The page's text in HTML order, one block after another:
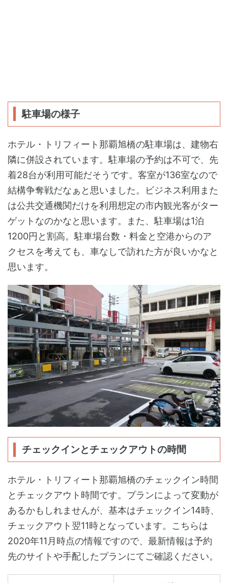
駐車場の様子
ホテル・トリフィート那覇旭橋の駐車場は、建物右
隣に併設されています。駐車場の予約は不可で、先
着28台が利用可能だそうです。客室が136室なので
結構争奪戦だなぁと思いました。ビジネス利用また
は公共交通機関だけを利用想定の市内観光客がター
ゲットなのかなと思います。また、駐車場は1泊
1200円と割高。駐車場台数・料金と空港からのア
クセスを考えても、車なしで訪れた方が良いかなと
思います。
チェックインとチェックアウトの時間
ホテル・トリフィート那覇旭橋のチェックイン時間
とチェックアウト時間です。プランによって変動が
あるかもしれませんが、基本はチェックイン14時、
チェックアウト翌11時となっています。こちらは
2020年11月時点の情報ですので、最新情報は予約
先のサイトや手配したプランにてご確認ください。